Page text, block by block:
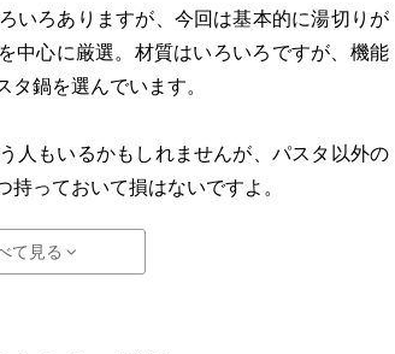
いろありますが、今回は基本的に湯切りが
中心に厳選。材質はいろいろですが、機能
鍋を選んでいます。
人もいるかもしれませんが、パスタ以外の
っておいて損はないですよ。
て見る